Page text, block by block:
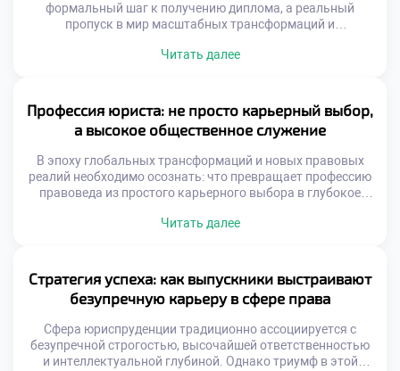
формальный шаг к получению диплома, а реальный
пропуск в мир масштабных трансформаций и
мастеров своего дела учащиеся прокачивают
юридическая практика. Именно поэтому качественное
обучение в московском техникуме становится той самой
надежной гарантией, которая […]
Читать далее
Профессия юриста: не просто карьерный выбор,
а высокое общественное служение
В эпоху глобальных трансформаций и новых правовых
реалий необходимо осознать: что превращает профессию
правоведа из простого карьерного выбора в глубокое
неизбежно приходим к пониманию фундаментальной
техникуме становится тем самым надежным
фундаментом, который позволяет будущим специалистам
[…]
Читать далее
Стратегия успеха: как выпускники выстраивают
безупречную карьеру в сфере права
Сфера юриспруденции традиционно ассоциируется с
безупречной строгостью, высочайшей ответственностью
и интеллектуальной глубиной. Однако триумф в этой